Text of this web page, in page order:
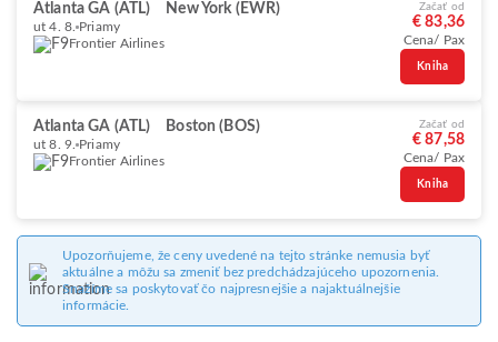
Atlanta GA (ATL) New York (EWR)
ut 4. 8. Priamy
Frontier Airlines
Začať od
€ 83,36
Cena/ Pax
Kniha
Atlanta GA (ATL) Boston (BOS)
ut 8. 9. Priamy
Frontier Airlines
Začať od
€ 87,58
Cena/ Pax
Kniha
Upozorňujeme, že ceny uvedené na tejto stránke nemusia byť
aktuálne a môžu sa zmeniť bez predchádzajúceho upozornenia.
Snažíme sa poskytovať čo najpresnejšie a najaktuálnejšie
informácie.